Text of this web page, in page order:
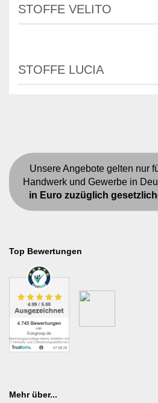
STOFFE VELITO
STOFFE LUCIA
Unsere Angebote gelten nur
Handwerk und Gewerbe in
in Euro zuzüglich
Top Bewertungen
Mehr über...